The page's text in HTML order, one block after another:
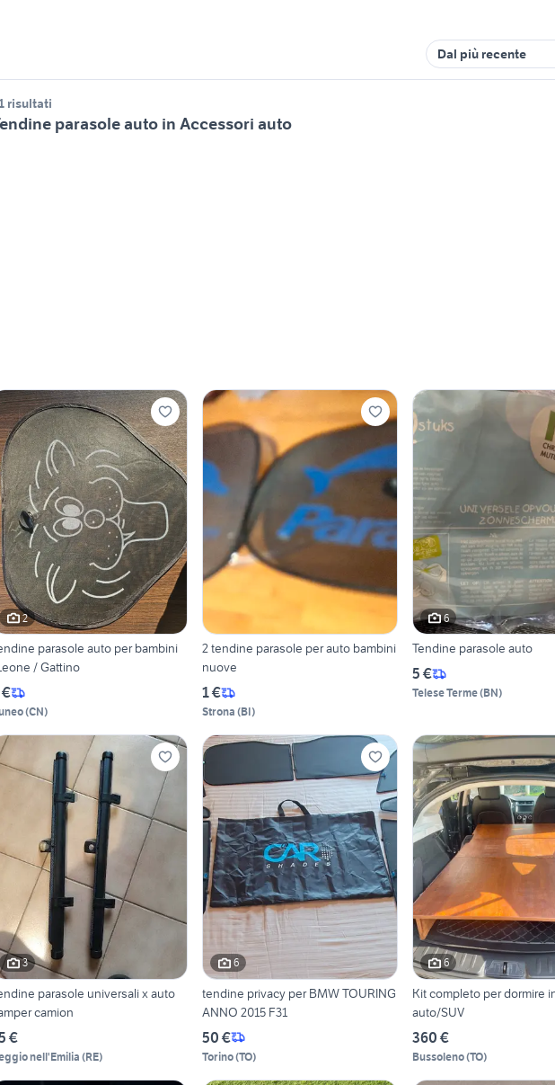
Dal più recente
risultati
parasole auto in Accessori auto
2
parasole auto per bambini
/ Gattino
(CN)
2 tendine parasole per auto bambini
nuove
1 €
Strona (BI)
6
Tendine parasole auto
5 €
Telese Terme(BN)
3
parasole universali x auto
camion
€
nell'Emilia (RE)
6
tendine privacy per BMW TOURING
ANNO 2015 F31
50 €
Torino(TO)
6
Kit completo per dormire
auto/SUV
360 €
Bussoleno(TO)